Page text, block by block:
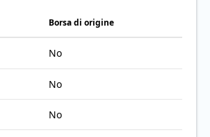
Borsa di origine
No
No
No